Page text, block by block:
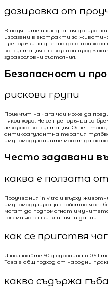
дозировка от
В научните изследвания
изразени в екстракти за
препоръки за дневна доза при
консултация с лекар при
здравословни състояния.
Безопасност и
рискови групи
Приемът на чага чай може да
някои хора. Не се препоръчва за
лекарска консултация. Освен
антикоагулантна терапия
имуномодулациите могат да
Често задавани
каква е ползата
Проучвания in vitro и върху
имуномодулиращи свойства чрез
могат да подпомогнат
големи човешки клинични данни.
как се приготвя
Използвайте 50 g суровина в 0.5 l
Това е общ подход от народни
какво съдържа